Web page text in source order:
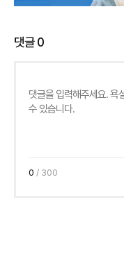
댓글0
0 / 300